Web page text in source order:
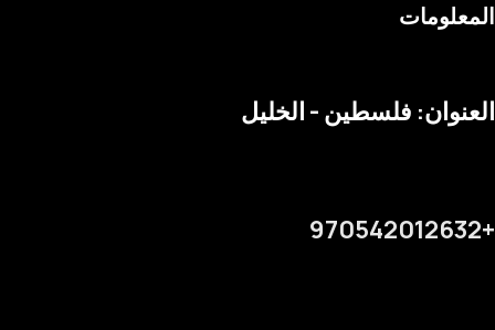
المعلومات
العنوان: فلسطين - الخليل
+970542012632